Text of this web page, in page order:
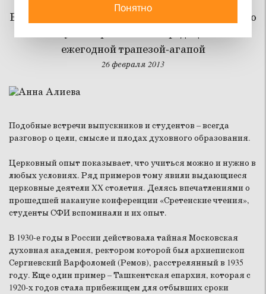
Выпускники и студенты Свято-Филаретовского
института встретились за традиционной
ежегодной трапезой-агапой
26 февраля 2013
Подобные встречи выпускников и студентов – всегда
разговор о цели, смысле и плодах духовного образования.
Церковный опыт показывает, что учиться можно и нужно в
любых условиях. Ряд примеров тому явили выдающиеся
церковные деятели XX столетия. Делясь впечатлениями о
прошедшей накануне конференции «Сретенские чтения»,
студенты СФИ вспоминали и их опыт.
В 1930-е годы в России действовала тайная Московская
духовная академия, ректором которой был архиепископ
Сергиевский Варфоломей (Ремов), расстрелянный в 1935
году. Еще один пример – Ташкентская епархия, которая с
1920-х годов стала прибежищем для отбывших сроки
Понятно